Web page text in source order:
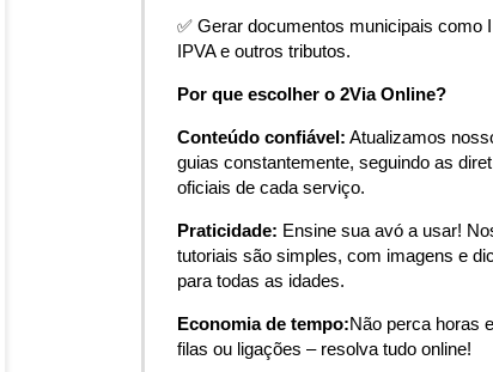
✅ Gerar documentos municipais como
IPVA e outros tributos.
Por que escolher o 2Via Online?
Conteúdo confiável: Atualizamos
guias constantemente, seguindo as
oficiais de cada serviço.
Praticidade: Ensine sua avó a usar!
tutoriais são simples, com imagens e
para todas as idades.
Economia de tempo:Não perca horas
filas ou ligações – resolva tudo online!